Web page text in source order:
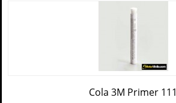
Cola 3M Primer 111